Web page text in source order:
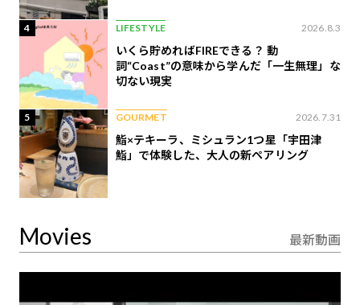
4 LIFESTYLE 2026.8.3
いくら貯めればFIREできる？ 動
詞“Coast”の意味から学んだ「一生無理」な
切ない現実
5 GOURMET 2026.7.31
鮨×テキーラ、ミシュラン1つ星「宇田津
鮨」で体験した、大人の新ペアリング
Movies 最新動画